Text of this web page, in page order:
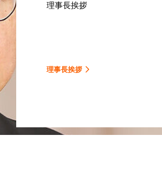
理事長挨拶
理事長挨拶